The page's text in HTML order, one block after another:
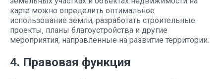
карте можно определить оптимальное
использование земли, разработать строительные
проекты, планы благоустройства и другие
мероприятия, направленные на развитие территории.
4. Правовая функция